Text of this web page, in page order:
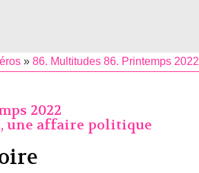
» 86. Multitudes 86. Printemps 2022
2022
une affaire politique